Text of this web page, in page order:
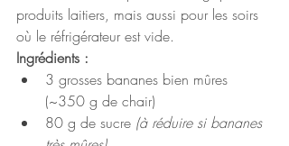
produits laitiers, mais aussi pour les soirs
où le réfrigérateur est vide.
Ingrédients :
3 grosses bananes bien mûres
(~350 g de chair)
80 g de sucre (à réduire si bananes